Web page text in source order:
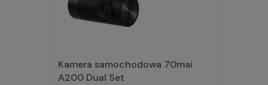
Kamera samochodowa 70mai
A200 Dual Set